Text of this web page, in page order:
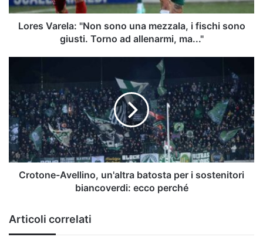
sono
giusti.
Lores Varela: "Non sono una mezzala, i fischi sono
giusti. Torno ad allenarmi, ma..."
batosta
per
sostenitori
biancoverdi:
ecco
perché
Crotone-Avellino, un'altra batosta per i sostenitori
biancoverdi: ecco perché
Articoli correlati